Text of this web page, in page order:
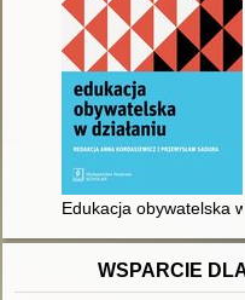
Edukacja obywatelska
WSPARCIE